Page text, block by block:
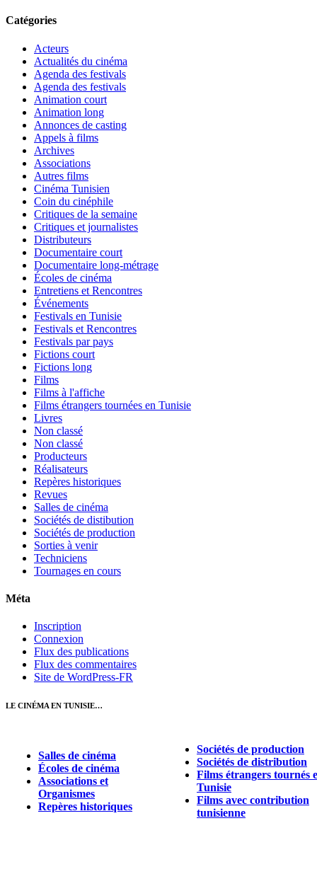
Catégories
Acteurs
Actualités du cinéma
Agenda des festivals
Agenda des festivals
Animation court
Animation long
Annonces de casting
Appels à films
Archives
Associations
Autres films
Cinéma Tunisien
Coin du cinéphile
Critiques de la semaine
Critiques et journalistes
Distributeurs
Documentaire court
Documentaire long-métrage
Écoles de cinéma
Entretiens et Rencontres
Événements
Festivals en Tunisie
Festivals et Rencontres
Festivals par pays
Fictions court
Fictions long
Films
Films à l'affiche
Films étrangers tournées en Tunisie
Livres
Non classé
Non classé
Producteurs
Réalisateurs
Repères historiques
Revues
Salles de cinéma
Sociétés de distibution
Sociétés de production
Sorties à venir
Techniciens
Tournages en cours
Méta
Inscription
Connexion
Flux des publications
Flux des commentaires
Site de WordPress-FR
LE CINÉMA EN TUNISIE…
Salles de cinéma
Écoles de cinéma
Associations et
Organismes
Repères historiques
Sociétés de production
Sociétés de distribution
Films étrangers tournés
Tunisie
Films avec contribution
tunisienne